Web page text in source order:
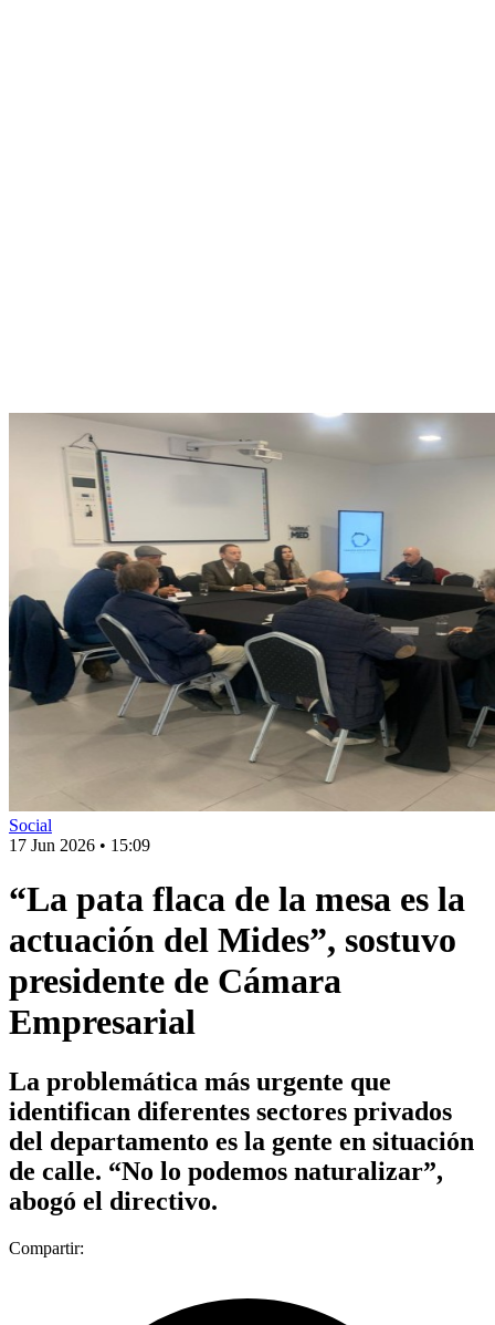
Social
17 Jun 2026 • 15:09
“La pata flaca de la mesa es la
actuación del Mides”, sostuvo
presidente de Cámara
Empresarial
La problemática más urgente que
identifican diferentes sectores privados
del departamento es la gente en situación
de calle. “No lo podemos naturalizar”,
abogó el directivo.
Compartir: